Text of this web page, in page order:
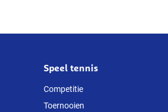
Speel tennis
Competitie
Toernooien